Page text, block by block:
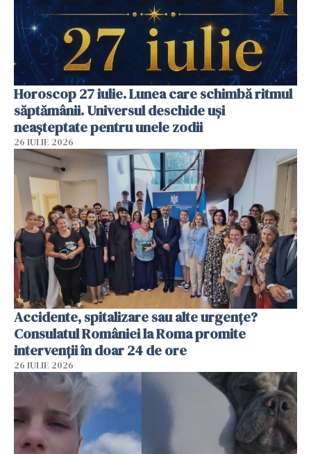
Horoscop 27 iulie. Lunea care schimbă ritmul
săptămânii. Universul deschide uși
neașteptate pentru unele zodii
26 IULIE 2026
Accidente, spitalizare sau alte urgențe?
Consulatul României la Roma promite
intervenții în doar 24 de ore
26 IULIE 2026